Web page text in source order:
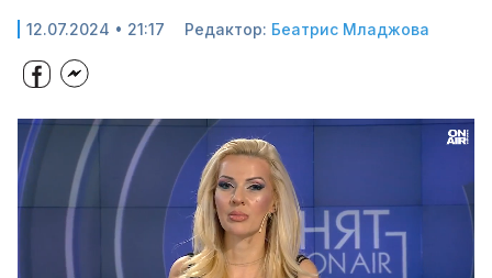
12.07.2024 • 21:17 Редактор: Беатрис Младжова